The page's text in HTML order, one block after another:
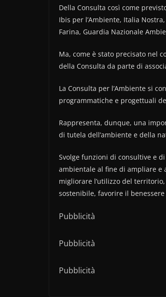
Della Consulta così come
Ibis per l’Ambiente, Italia
Farina, Guardia Nazionale
Ma, come è stato precisato nel
della Consulta da parte di
La Consulta per l’Ambiente si
programmatiche e progettuali
Rappresenta, dunque, una
di tutela dell’ambiente e della
Svolge funzioni di consultive e
ambientale al fine di ampliare e
migliorare l’utilizzo del
sostenibile, favorire il
Pubblicità
Pubblicità
Pubblicità